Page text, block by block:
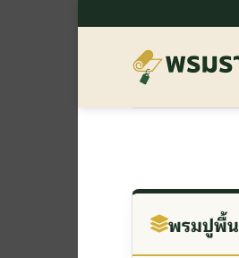
ไป
พรมปูพื้น